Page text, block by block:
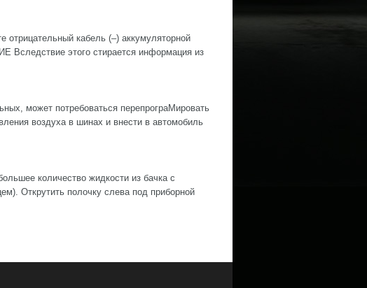
кабель (–) аккумуляторной
Вследствие этого стирается информация из
может потребоваться перепрограМировать
воздуха в шинах и внести в автомобиль
количество жидкости из бачка с
Открутить полочку слева под приборной